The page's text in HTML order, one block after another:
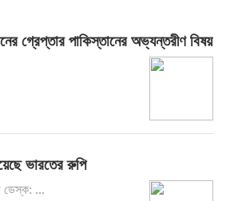
গ্রেপ্তার পাকিস্তানের অভ্যন্তরীণ বিষয়
ভারতের রুপি
ডেস্ক: ...